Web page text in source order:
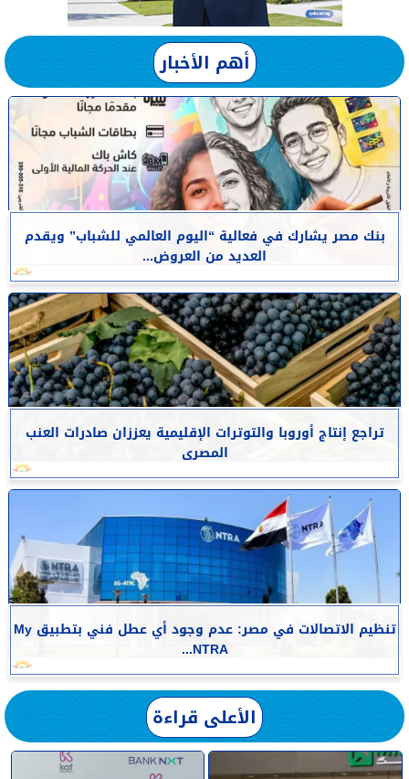
أهم الأخبار
بنك مصر يشارك في فعالية “اليوم العالمي للشباب” ويقدم
العديد من العروض...
تراجع إنتاج أوروبا والتوترات الإقليمية يعززان صادرات العنب
المصرى
تنظيم الاتصالات في مصر: عدم وجود أي عطل فني بتطبيق My
NTRA...
الأعلى قراءة